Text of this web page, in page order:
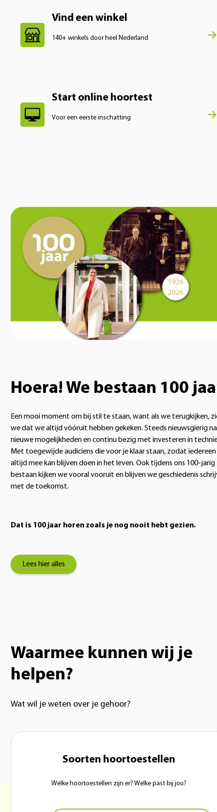
Vind een winkel
140+ winkels door heel Nederland
Start online hoortest
Voor een eerste inschatting
Hoera! We bestaan 100
Een mooi moment om bij stil te staan, want als we terugkijken,
we dat we altijd vóóruit hebben gekeken. Steeds nieuwsgierig
nieuwe mogelijkheden en continu bezig met investeren in
Met toegewijde audiciens die voor je klaar staan, zodat iedereen
altijd mee kan blijven doen in het leven. Ook tijdens ons 100-jarig
bestaan kijken we vooral vooruit en blijven we geschiedenis
met de toekomst.
Dat is 100 jaar horen zoals je nog nooit hebt gezien.
Lees hier alles
Waarmee kunnen wij je
helpen?
Wat wil je weten over je gehoor?
Soorten hoortoestellen
Welke hoortoestellen zijn er? Welke past bij jou?